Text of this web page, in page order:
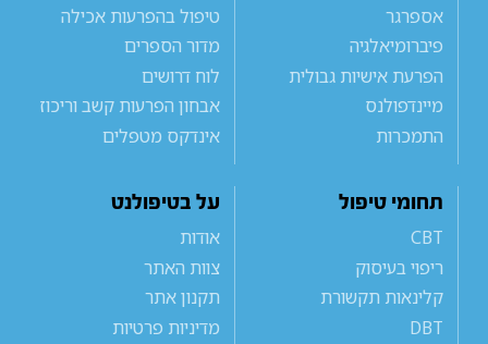
אספרגר
פיברומיאלגיה
הפרעת אישיות גבולית
מיינדפולנס
התמכרות
טיפול בהפרעות אכילה
מדור הספרים
לוח דרושים
אבחון הפרעות קשב וריכוז
אינדקס מטפלים
תחומי טיפול
CBT
ריפוי בעיסוק
קלינאות תקשורת
DBT
על בטיפולנט
אודות
צוות האתר
תקנון אתר
מדיניות פרטיות